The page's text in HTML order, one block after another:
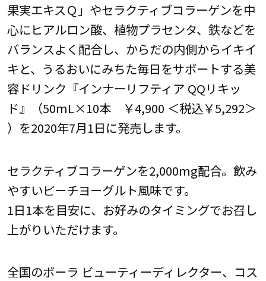
果実エキスＱ」やセラクティブコラーゲンを中
心にヒアルロン酸、植物プラセンタ、鉄などを
バランスよく配合し、からだの内側からイキイ
キと、うるおいにみちた毎日をサポートする美
容ドリンク『インナーリフティア QQリキッ
ド』（50mL×10本 ￥4,900 ＜税込￥5,292＞
）を2020年7月1日に発売します。
セラクティブコラーゲンを2,000mg配合。飲み
やすいピーチヨーグルト風味です。
1日1本を目安に、お好みのタイミングでお召し
上がりいただけます。
全国のポーラ ビューティーディレクター、コス